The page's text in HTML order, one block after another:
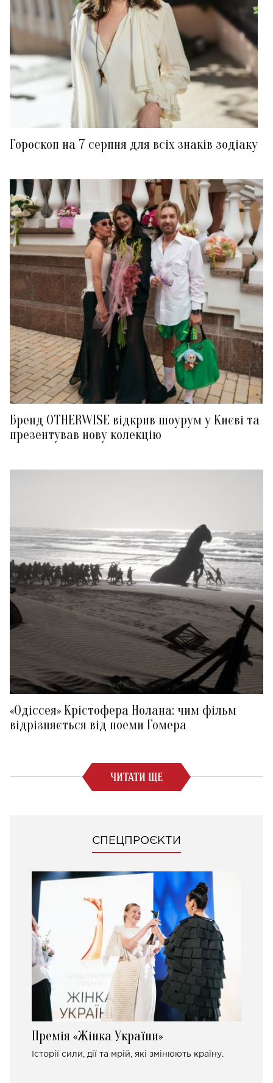
Гороскоп на 7 серпня для всіх знаків зодіаку
Бренд OTHERWISE відкрив шоурум у Києві та
презентував нову колекцію
«Одіссея» Крістофера Нолана: чим фільм
відрізняється від поеми Гомера
ЧИТАТИ ЩЕ
СПЕЦПРОЄКТИ
Премія «Жінка України»
Історії сили, дії та мрій, які змінюють країну.